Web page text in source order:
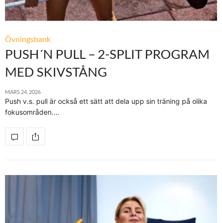
Övningsbank
PUSH´N PULL – 2-SPLIT PROGRAM
MED SKIVSTÅNG
MARS 24, 2026
Push v.s. pull är också ett sätt att dela upp sin träning på olika
fokusområden.…